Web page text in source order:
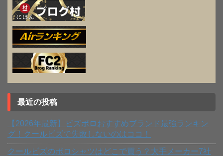
最近の投稿
【2026年最新】ビズポロおすすめブランド最強ランキン
グ！クールビズで失敗しないのはココ！
クールビズのポロシャツはどこで買う？大手メーカー7社